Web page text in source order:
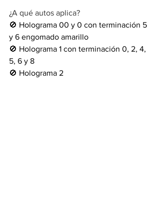
¿A qué autos aplica?
🚫 Holograma 00 y 0 con terminación 5
y 6 engomado amarillo
🚫 Holograma 1 con terminación 0, 2, 4,
5, 6 y 8
🚫 Holograma 2